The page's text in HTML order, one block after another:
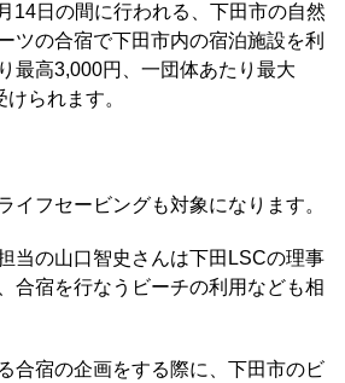
14日の間に行われる、下田市の自然
ツの合宿で下田市内の宿泊施設を利
最高3,000円、一団体あたり最大
られます。
イフセービングも対象になります。
当の山口智史さんは下田LSCの理事
合宿を行なうビーチの利用なども相
合宿の企画をする際に、下田市のビ